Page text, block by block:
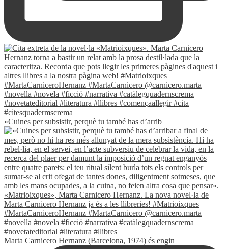
«Cuines per subsistir, perquè tu també has d’arrib
Marta Carnicero Hernanz (Barcelona, 1974) és engin